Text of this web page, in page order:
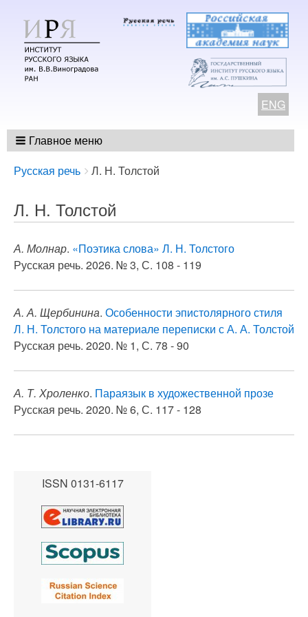
ENG
Главное меню
Breadcrumbs
You
here:
Русская речь Л. Н. Толстой
Л. Н. Толстой
А. Молнар. «Поэтика слова» Л. Н. Толстого
Русская речь. 2026. № 3, С. 108 - 119
А. А. Щербинина. Особенности эпистолярного стиля
Л. Н. Толстого на материале переписки с А. А. Толстой
Русская речь. 2020. № 1, С. 78 - 90
А. Т. Хроленко. Параязык в художественной прозе
Русская речь. 2020. № 6, С. 117 - 128
ISSN 0131-6117